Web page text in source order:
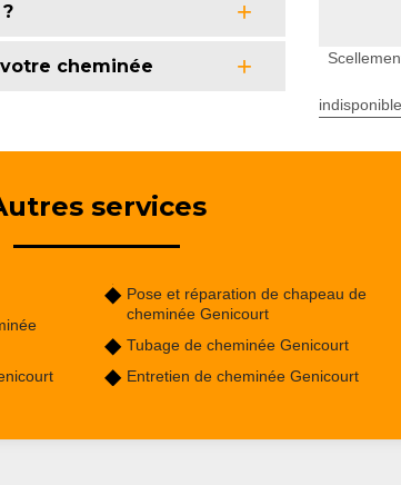
cheminée
indisponible
services
Pose et réparation de chapeau de
cheminée Genicourt
Tubage de cheminée Genicourt
Entretien de cheminée Genicourt